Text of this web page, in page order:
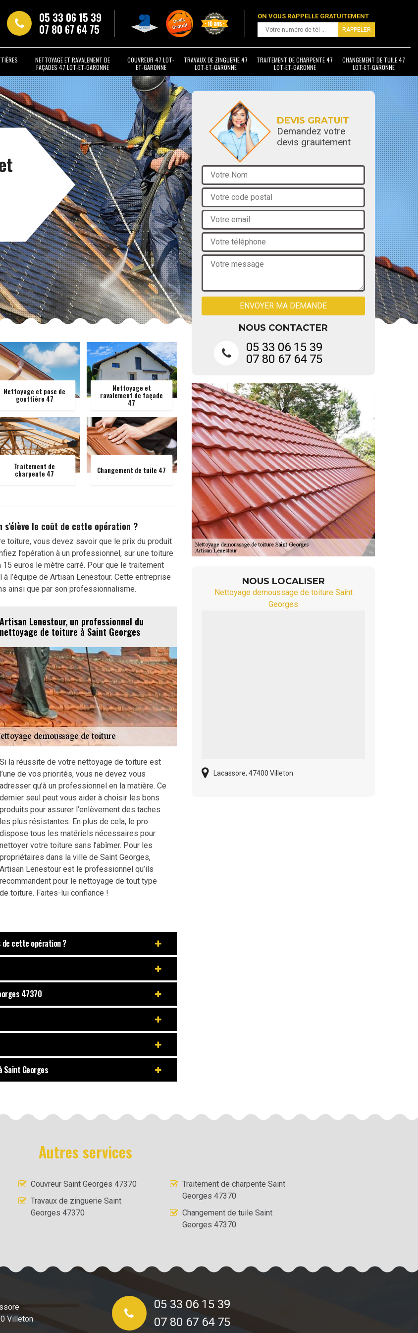
05 33 06 15 39
07 80 67 64 75
ON VOUS RAPPELLE GRATUITEMENT
NETTOYAGE ET RAVALEMENT DE
FAÇADES 47 LOT-ET-GARONNE
COUVREUR 47 LOT-
ET-GARONNE
TRAVAUX DE ZINGUERIE 47
LOT-ET-GARONNE
TRAITEMENT DE CHARPENTE 47
LOT-ET-GARONNE
CHANGEMENT DE TUILE 47
LOT-ET-GARONNE
Nettoyage et pose de
gouttière 47
Nettoyage et
ravalement de façade
47
Traitement de
charpente 47 Changement de tuile 47
le coût de cette opération ?
toiture, vous devez savoir que le prix du produit
l’opération à un professionnel, sur une toiture
euros le mètre carré. Pour que le traitement
l’équipe de Artisan Lenestour. Cette entreprise
ainsi que par son professionnalisme.
Artisan Lenestour, un professionnel du
nettoyage de toiture à Saint Georges
Si la réussite de votre nettoyage de toiture est
l’une de vos priorités, vous ne devez vous
adresser qu’à un professionnel en la matière. Ce
dernier seul peut vous aider à choisir les bons
produits pour assurer l’enlèvement des taches
les plus résistantes. En plus de cela, le pro
dispose tous les matériels nécessaires pour
nettoyer votre toiture sans l’abîmer. Pour les
propriétaires dans la ville de Saint Georges,
Artisan Lenestour est le professionnel qu’ils
recommandent pour le nettoyage de tout type
de toiture. Faites-lui confiance !
cette opération ?
47370
Georges
DEVIS GRATUIT
Demandez votre
devis grauitement
NOUS CONTACTER
05 33 06 15 39
07 80 67 64 75
NOUS LOCALISER
Nettoyage demoussage de toiture Saint
Georges
Lacassore, 47400 Villeton
Autres services
Couvreur Saint Georges 47370
Travaux de zinguerie Saint
Georges 47370
Traitement de charpente Saint
Georges 47370
Changement de tuile Saint
Georges 47370
Villeton
05 33 06 15 39
07 80 67 64 75